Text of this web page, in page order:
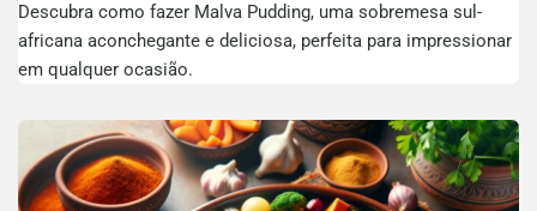
Descubra como fazer Malva Pudding, uma sobremesa sul-
africana aconchegante e deliciosa, perfeita para impressionar
em qualquer ocasião.